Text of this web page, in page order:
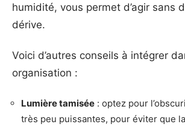
humidité, vous permet d’agir sans
dérive.
Voici d’autres conseils à intégrer
organisation :
Lumière tamisée : optez pour
très peu puissantes, pour éviter que